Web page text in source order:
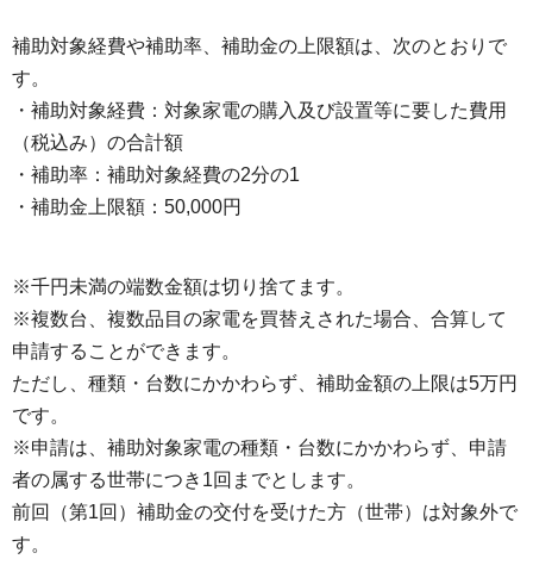
補助対象経費や補助率、補助金の上限額は、次のとおりで
す。
・補助対象経費：対象家電の購入及び設置等に要した費用
（税込み）の合計額
・補助率：補助対象経費の2分の1
・補助金上限額：50,000円
※千円未満の端数金額は切り捨てます。
※複数台、複数品目の家電を買替えされた場合、合算して
申請することができます。
ただし、種類・台数にかかわらず、補助金額の上限は5万円
です。
※申請は、補助対象家電の種類・台数にかかわらず、申請
者の属する世帯につき1回までとします。
前回（第1回）補助金の交付を受けた方（世帯）は対象外で
す。